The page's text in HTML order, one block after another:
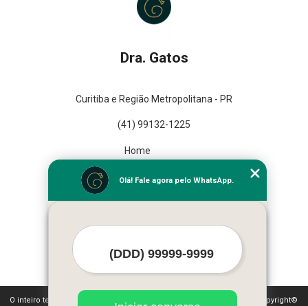
Dra. Gatos
Curitiba e Região Metropolitana - PR
(41) 99132-1225
Home
Missão
O inteiro teor deste site está sujeito à proteção de direitos autorais. Copyright©
Olá! Fale agora pelo WhatsApp.